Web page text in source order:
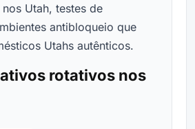
Utah, testes de
antibloqueio que
Utahs autênticos.
rotativos nos